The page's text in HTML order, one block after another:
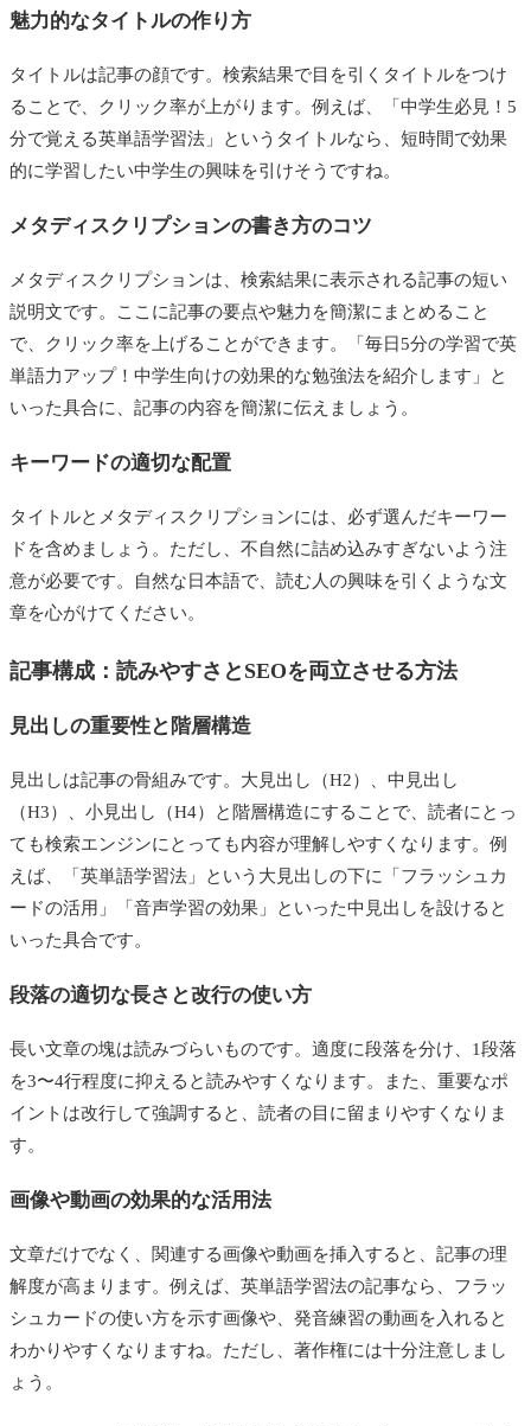
魅力的なタイトルの作り方
タイトルは記事の顔です。検索結果で目を引くタイトルをつけ
ることで、クリック率が上がります。例えば、「中学生必見！5
分で覚える英単語学習法」というタイトルなら、短時間で効果
的に学習したい中学生の興味を引けそうですね。
メタディスクリプションの書き方のコツ
メタディスクリプションは、検索結果に表示される記事の短い
説明文です。ここに記事の要点や魅力を簡潔にまとめること
で、クリック率を上げることができます。「毎日5分の学習で英
単語力アップ！中学生向けの効果的な勉強法を紹介します」と
いった具合に、記事の内容を簡潔に伝えましょう。
キーワードの適切な配置
タイトルとメタディスクリプションには、必ず選んだキーワー
ドを含めましょう。ただし、不自然に詰め込みすぎないよう注
意が必要です。自然な日本語で、読む人の興味を引くような文
章を心がけてください。
記事構成：読みやすさとSEOを両立させる方法
見出しの重要性と階層構造
見出しは記事の骨組みです。大見出し（H2）、中見出し
（H3）、小見出し（H4）と階層構造にすることで、読者にとっ
ても検索エンジンにとっても内容が理解しやすくなります。例
えば、「英単語学習法」という大見出しの下に「フラッシュカ
ードの活用」「音声学習の効果」といった中見出しを設けると
いった具合です。
段落の適切な長さと改行の使い方
長い文章の塊は読みづらいものです。適度に段落を分け、1段落
を3〜4行程度に抑えると読みやすくなります。また、重要なポ
イントは改行して強調すると、読者の目に留まりやすくなりま
す。
画像や動画の効果的な活用法
文章だけでなく、関連する画像や動画を挿入すると、記事の理
解度が高まります。例えば、英単語学習法の記事なら、フラッ
シュカードの使い方を示す画像や、発音練習の動画を入れると
わかりやすくなりますね。ただし、著作権には十分注意しまし
ょう。